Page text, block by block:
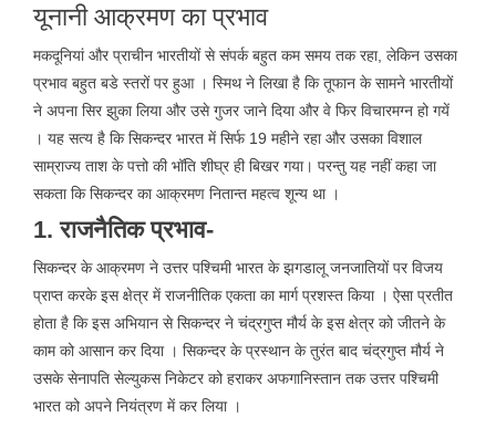
यूनानी आक्रमण का प्रभाव
मकदूनियां और प्राचीन भारतीयों से संपर्क बहुत कम समय तक रहा, लेकिन उसका
प्रभाव बहुत बडे स्तरों पर हुआ । स्मिथ ने लिखा है कि तूफान के सामने भारतीयों
ने अपना सिर झुका लिया और उसे गुजर जाने दिया और वे फिर विचारमग्न हो गयें
। यह सत्य है कि सिकन्दर भारत में सिर्फ 19 महीने रहा और उसका विशाल
साम्राज्य ताश के पत्तो की भॉति शीघ्र ही बिखर गया। परन्तु यह नहीं कहा जा
सकता कि सिकन्दर का आक्रमण नितान्त महत्व शून्य था ।
1. राजनैतिक प्रभाव-
सिकन्दर के आक्रमण ने उत्तर पश्चिमी भारत के झगडालू जनजातियों पर विजय
प्राप्त करके इस क्षेत्र में राजनीतिक एकता का मार्ग प्रशस्त किया । ऐसा प्रतीत
होता है कि इस अभियान से सिकन्दर ने चंद्रगुप्त मौर्य के इस क्षेत्र को जीतने के
काम को आसान कर दिया । सिकन्दर के प्रस्थान के तुरंत बाद चंद्रगुप्त मौर्य ने
उसके सेनापति सेल्युकस निकेटर को हराकर अफगानिस्तान तक उत्तर पश्चिमी
भारत को अपने नियंत्रण में कर लिया ।